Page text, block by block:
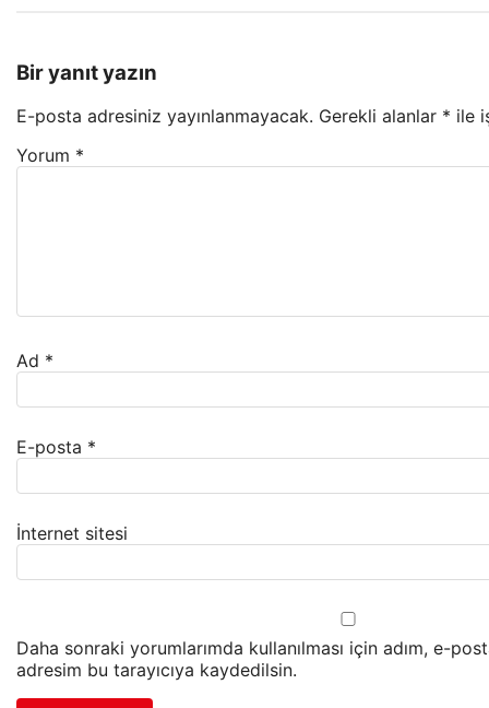
Bir yanıt yazın
E-posta adresiniz yayınlanmayacak. Gerekli alanlar * ile
Yorum *
Ad *
E-posta *
İnternet sitesi
Daha sonraki yorumlarımda kullanılması için adım, e-
adresim bu tarayıcıya kaydedilsin.